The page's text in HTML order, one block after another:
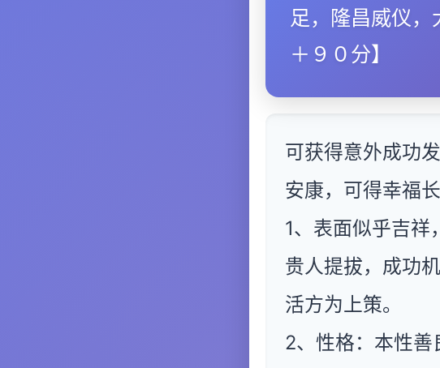
足，隆昌威仪，
＋９０分】
可获得意外成功
安康，可得幸福
1、表面似乎吉祥
贵人提拔，成功
活方为上策。
2、性格：本性